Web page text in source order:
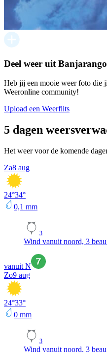
Deel weer uit
Heb jij een mooie weer foto die
Weeronline community!
Upload een Weerflits
5 dagen
Het weer voor de komende
Za8 aug
24°34°
0,1 mm
3
Wind vanuit noord, 3
vanuit N
Zo9 aug
24°33°
0 mm
3
Wind vanuit noord, 3